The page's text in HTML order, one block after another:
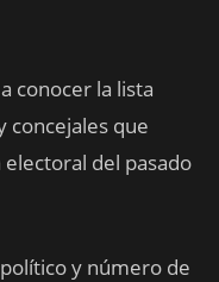
conocer la lista
concejales que
del pasado
y número de